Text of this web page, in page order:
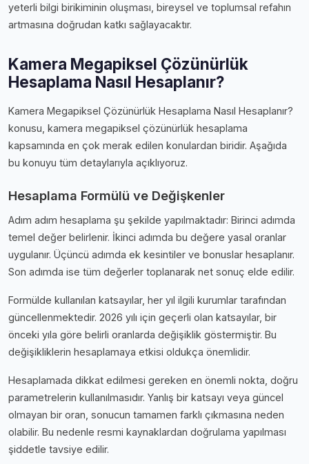
yeterli bilgi birikiminin oluşması, bireysel ve toplumsal refahın
artmasına doğrudan katkı sağlayacaktır.
Kamera Megapiksel Çözünürlük
Hesaplama Nasıl Hesaplanır?
Kamera Megapiksel Çözünürlük Hesaplama Nasıl Hesaplanır?
konusu, kamera megapiksel çözünürlük hesaplama
kapsamında en çok merak edilen konulardan biridir. Aşağıda
bu konuyu tüm detaylarıyla açıklıyoruz.
Hesaplama Formülü ve Değişkenler
Adım adım hesaplama şu şekilde yapılmaktadır: Birinci adımda
temel değer belirlenir. İkinci adımda bu değere yasal oranlar
uygulanır. Üçüncü adımda ek kesintiler ve bonuslar hesaplanır.
Son adımda ise tüm değerler toplanarak net sonuç elde edilir.
Formülde kullanılan katsayılar, her yıl ilgili kurumlar tarafından
güncellenmektedir. 2026 yılı için geçerli olan katsayılar, bir
önceki yıla göre belirli oranlarda değişiklik göstermiştir. Bu
değişikliklerin hesaplamaya etkisi oldukça önemlidir.
Hesaplamada dikkat edilmesi gereken en önemli nokta, doğru
parametrelerin kullanılmasıdır. Yanlış bir katsayı veya güncel
olmayan bir oran, sonucun tamamen farklı çıkmasına neden
olabilir. Bu nedenle resmi kaynaklardan doğrulama yapılması
şiddetle tavsiye edilir.